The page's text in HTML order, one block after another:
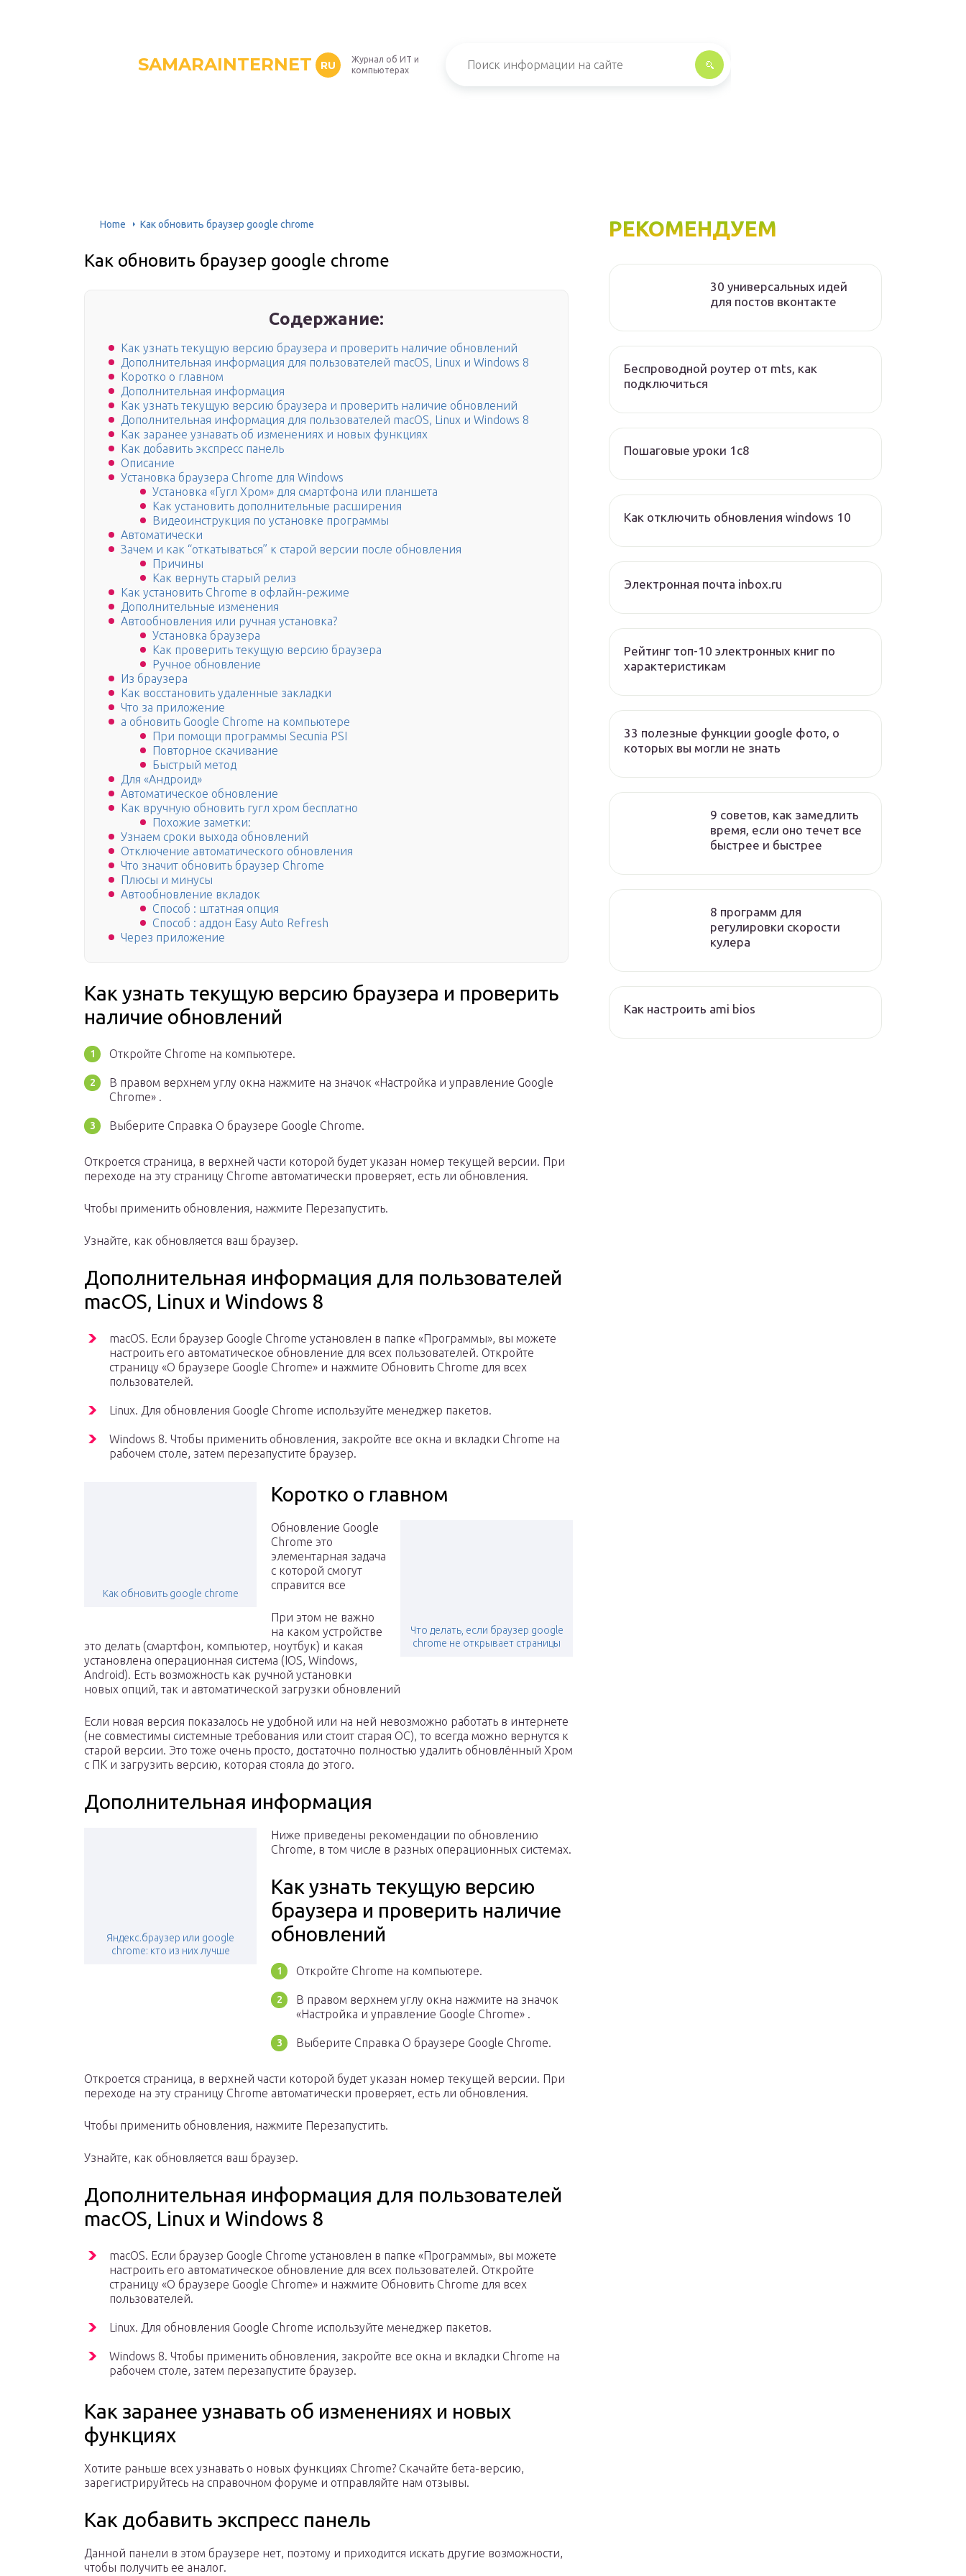
SAMARAINTERNET RU
Журнал об ИТ и
компьютерах
Home Как обновить браузер google chrome
Как обновить браузер google chrome
Содержание:
Как узнать текущую версию браузера и проверить наличие обновлений
Дополнительная информация для пользователей macOS, Linux и Windows 8
Коротко о главном
Дополнительная информация
Как узнать текущую версию браузера и проверить наличие обновлений
Дополнительная информация для пользователей macOS, Linux и Windows 8
Как заранее узнавать об изменениях и новых функциях
Как добавить экспресс панель
Описание
Установка браузера Chrome для Windows
Установка «Гугл Хром» для смартфона или планшета
Как установить дополнительные расширения
Видеоинструкция по установке программы
Автоматически
Зачем и как “откатываться” к старой версии после обновления
Причины
Как вернуть старый релиз
Как установить Chrome в офлайн-режиме
Дополнительные изменения
Автообновления или ручная установка?
Установка браузера
Как проверить текущую версию браузера
Ручное обновление
Из браузера
Как восстановить удаленные закладки
Что за приложение
а обновить Google Chrome на компьютере
При помощи программы Secunia PSI
Повторное скачивание
Быстрый метод
Для «Андроид»
Автоматическое обновление
Как вручную обновить гугл хром бесплатно
Похожие заметки:
Узнаем сроки выхода обновлений
Отключение автоматического обновления
Что значит обновить браузер Chrome
Плюсы и минусы
Автообновление вкладок
Способ : штатная опция
Способ : аддон Easy Auto Refresh
Через приложение
Как узнать текущую версию браузера и проверить
наличие обновлений
Откройте Chrome на компьютере.
В правом верхнем углу окна нажмите на значок «Настройка и управление Google
Chrome» .
Выберите Справка О браузере Google Chrome.
Откроется страница, в верхней части которой будет указан номер текущей версии. При
переходе на эту страницу Chrome автоматически проверяет, есть ли обновления.
Чтобы применить обновления, нажмите Перезапустить.
Узнайте, как обновляется ваш браузер.
Дополнительная информация для пользователей
macOS, Linux и Windows 8
macOS. Если браузер Google Chrome установлен в папке «Программы», вы можете
настроить его автоматическое обновление для всех пользователей. Откройте
страницу «О браузере Google Chrome» и нажмите Обновить Chrome для всех
пользователей.
Linux. Для обновления Google Chrome используйте менеджер пакетов.
Windows 8. Чтобы применить обновления, закройте все окна и вкладки Chrome на
рабочем столе, затем перезапустите браузер.
Как обновить google chrome
Коротко о главном
Что делать, если браузер google
chrome не открывает страницы
Обновление Google
Chrome это
элементарная задача
с которой смогут
справится все
При этом не важно
на каком устройстве
это делать (смартфон, компьютер, ноутбук) и какая
установлена операционная система (IOS, Windows,
Android). Есть возможность как ручной установки
новых опций, так и автоматической загрузки обновлений
Если новая версия показалось не удобной или на ней невозможно работать в интернете
(не совместимы системные требования или стоит старая ОС), то всегда можно вернутся к
старой версии. Это тоже очень просто, достаточно полностью удалить обновлённый Хром
с ПК и загрузить версию, которая стояла до этого.
Дополнительная информация
Яндекс.браузер или google
chrome: кто из них лучше
Ниже приведены рекомендации по обновлению
Chrome, в том числе в разных операционных системах.
Как узнать текущую версию
браузера и проверить наличие
обновлений
Откройте Chrome на компьютере.
В правом верхнем углу окна нажмите на значок
«Настройка и управление Google Chrome» .
Выберите Справка О браузере Google Chrome.
Откроется страница, в верхней части которой будет указан номер текущей версии. При
переходе на эту страницу Chrome автоматически проверяет, есть ли обновления.
Чтобы применить обновления, нажмите Перезапустить.
Узнайте, как обновляется ваш браузер.
Дополнительная информация для пользователей
macOS, Linux и Windows 8
macOS. Если браузер Google Chrome установлен в папке «Программы», вы можете
настроить его автоматическое обновление для всех пользователей. Откройте
страницу «О браузере Google Chrome» и нажмите Обновить Chrome для всех
пользователей.
Linux. Для обновления Google Chrome используйте менеджер пакетов.
Windows 8. Чтобы применить обновления, закройте все окна и вкладки Chrome на
рабочем столе, затем перезапустите браузер.
Как заранее узнавать об изменениях и новых
функциях
Хотите раньше всех узнавать о новых функциях Chrome? Скачайте бета-версию,
зарегистрируйтесь на справочном форуме и отправляйте нам отзывы.
Как добавить экспресс панель
Данной панели в этом браузере нет, поэтому и приходится искать другие возможности,
чтобы получить ее аналог.
РЕКОМЕНДУЕМ
30 универсальных идей
для постов вконтакте
Беспроводной роутер от mts, как
подключиться
Пошаговые уроки 1с8
Как отключить обновления windows 10
Электронная почта inbox.ru
Рейтинг топ-10 электронных книг по
характеристикам
33 полезные функции google фото, о
которых вы могли не знать
9 советов, как замедлить
время, если оно течет все
быстрее и быстрее
8 программ для
регулировки скорости
кулера
Как настроить ami bios